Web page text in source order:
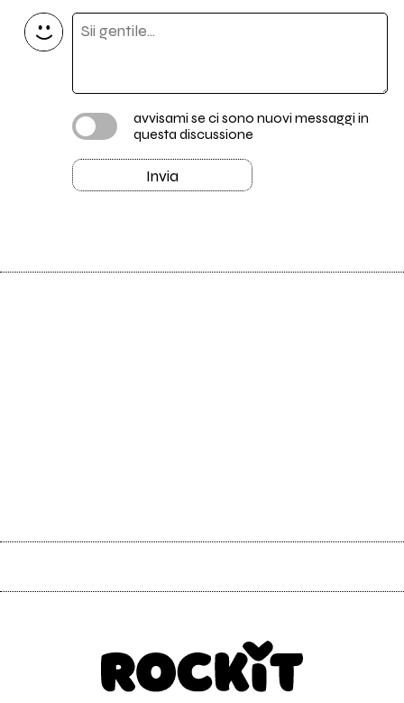
avvisami se ci sono nuovi messaggi in
questa discussione
Invia